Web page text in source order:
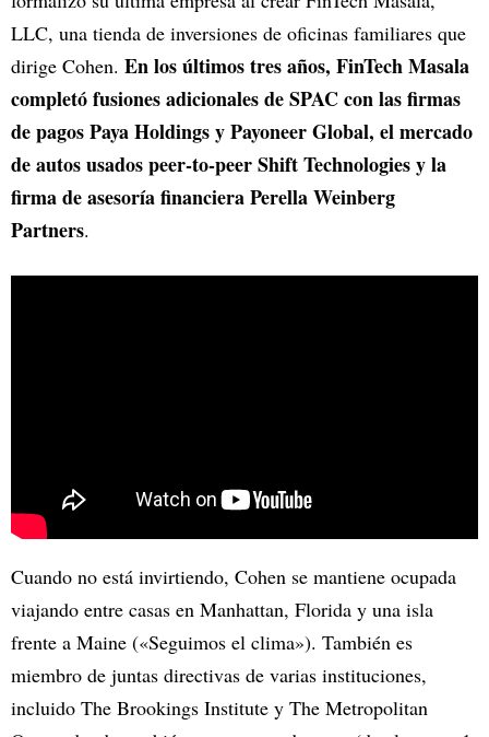
LLC, una tienda de inversiones de oficinas familiares que
dirige Cohen. En los últimos tres años, FinTech Masala
completó fusiones adicionales de SPAC con las firmas
de pagos Paya Holdings y Payoneer Global, el mercado
de autos usados peer-to-peer Shift Technologies y la
firma de asesoría financiera Perella Weinberg
Partners.
Cuando no está invirtiendo, Cohen se mantiene ocupada
viajando entre casas en Manhattan, Florida y una isla
frente a Maine («Seguimos el clima»). También es
miembro de juntas directivas de varias instituciones,
incluido The Brookings Institute y The Metropolitan